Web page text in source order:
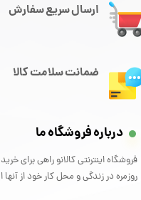
ارسال سریع سفارش
ضمانت سلامت کالا
درباره فروشگاه ما
فروشگاه اینترنتی کالانو راهی برای
روزمره در زندگی و محل کار خود از آنها